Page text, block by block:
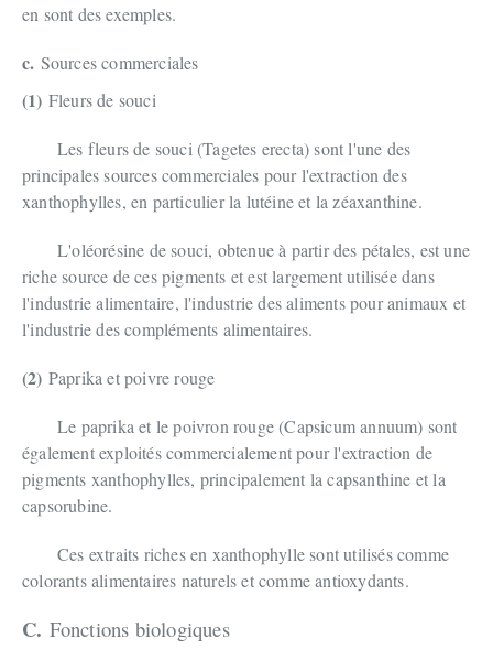
en sont des exemples.
c. Sources commerciales
(1) Fleurs de souci
Les fleurs de souci (Tagetes erecta) sont l'une des
principales sources commerciales pour l'extraction des
xanthophylles, en particulier la lutéine et la zéaxanthine.
L'oléorésine de souci, obtenue à partir des pétales, est une
riche source de ces pigments et est largement utilisée dans
l'industrie alimentaire, l'industrie des aliments pour animaux et
l'industrie des compléments alimentaires.
(2) Paprika et poivre rouge
Le paprika et le poivron rouge (Capsicum annuum) sont
également exploités commercialement pour l'extraction de
pigments xanthophylles, principalement la capsanthine et la
capsorubine.
Ces extraits riches en xanthophylle sont utilisés comme
colorants alimentaires naturels et comme antioxydants.
C. Fonctions biologiques